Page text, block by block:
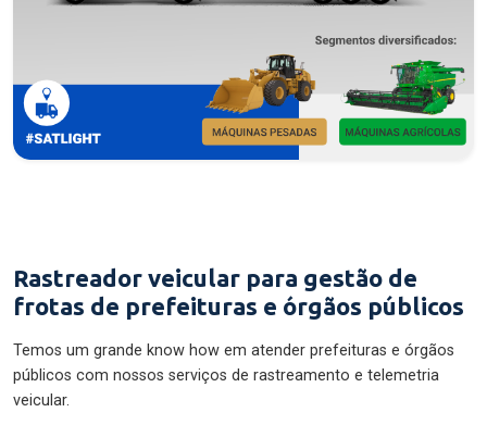
Rastreador veicular para gestão de
frotas de prefeituras e órgãos públicos
Temos um grande know how em atender prefeituras e órgãos
públicos com nossos serviços de rastreamento e telemetria
veicular.